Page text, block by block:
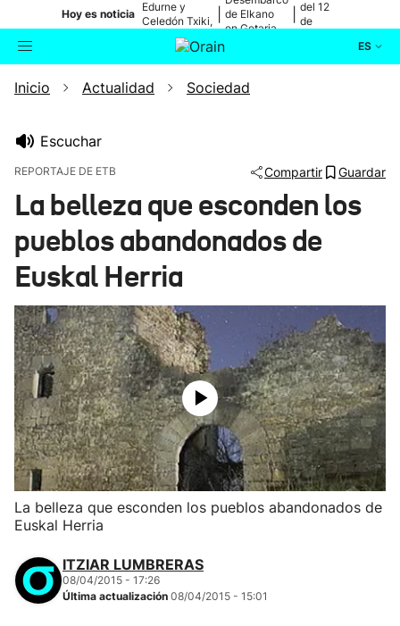
Hoy es noticia
Edurne y
Celedón Txiki,
en directo
de Elkano
en Getaria
del 12
de
ES
Buscador Actualidad
Ikusmiran
Eguraldia
Inicio Actualidad Sociedad
Escuchar
REPORTAJE DE ETB Compartir Guardar
La belleza que esconden los
pueblos abandonados de
Euskal Herria
La belleza que esconden los pueblos abandonados de
Euskal Herria
ITZIAR LUMBRERAS
08/04/2015 - 17:26
Última actualización 08/04/2015 - 15:01